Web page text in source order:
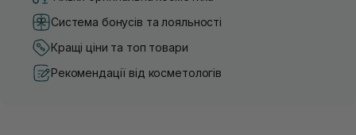
Система бонусів та лояльності
Кращі ціни та топ товари
Рекомендації від косметологів